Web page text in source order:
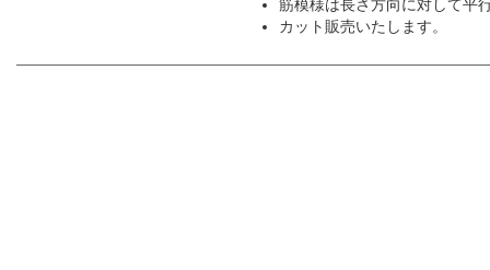
筋模様は長さ方向に対して平
カット販売いたします。